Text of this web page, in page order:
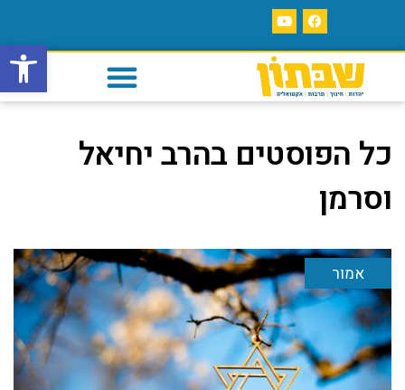
פתח
כל הפוסטים בהרב יחיאל
וסרמן
אמור